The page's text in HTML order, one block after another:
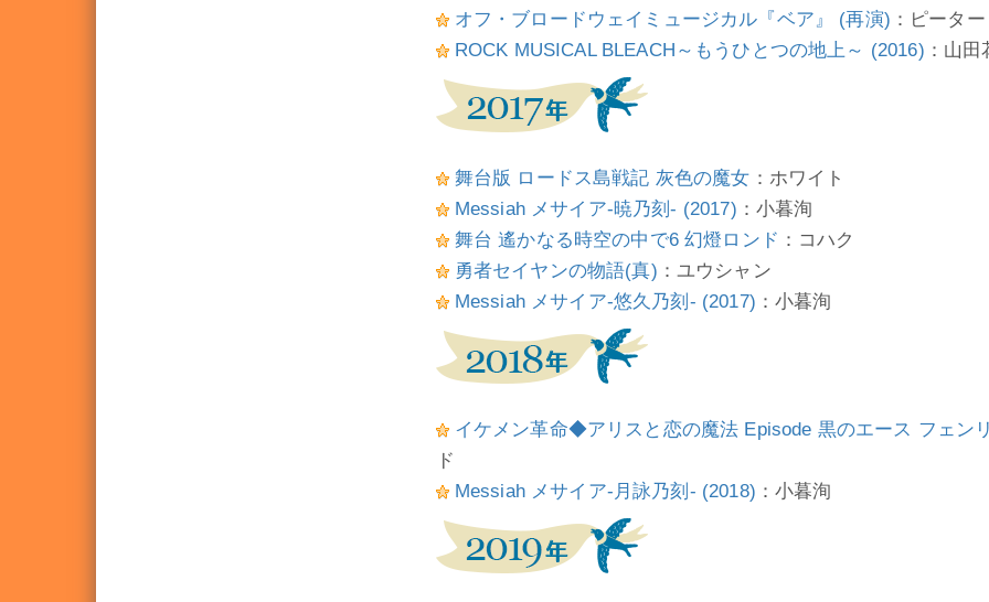
オフ・ブロードウェイミュージカル『ベア』 (再演) ：ピーター
ROCK MUSICAL BLEACH～もうひとつの地上～ (2016) ：山
舞台版 ロードス島戦記 灰色の魔女 ：ホワイト
Messiah メサイア-暁乃刻- (2017) ：小暮洵
舞台 遙かなる時空の中で6 幻燈ロンド ：コハク
勇者セイヤンの物語(真) ：ユウシャン
Messiah メサイア-悠久乃刻- (2017) ：小暮洵
イケメン革命◆アリスと恋の魔法 Episode 黒のエース フェン
ド
Messiah メサイア-月詠乃刻- (2018) ：小暮洵